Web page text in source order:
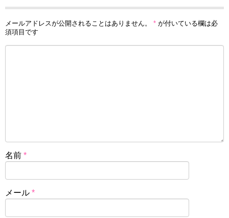
メールアドレスが公開されることはありません。 * が付いている欄は必
須項目です
名前 *
メール *